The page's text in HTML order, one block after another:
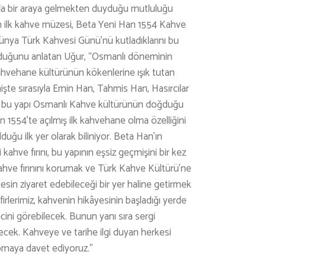
bir araya gelmekten duyduğu mutluluğu
kahve müzesi, Beta Yeni Han 1554 Kahve
Türk Kahvesi Günü’nü kutladıklarını bu
anlatan Uğur, “Osmanlı döneminin
kültürünün kökenlerine ışık tutan
sırasıyla Emin Han, Tahmis Han, Hasırcılar
yapı Osmanlı Kahve kültürünün doğduğu
açılmış ilk kahvehane olma özelliğini
ilk yer olarak biliniyor. Beta Han’ın
fırını, bu yapının eşsiz geçmişini bir kez
fırınını korumak ve Türk Kahve Kültürü’ne
ziyaret edebileceği bir yer haline getirmek
kahvenin hikâyesinin başladığı yerde
görebilecek. Bunun yanı sıra sergi
Kahveye ve tarihe ilgi duyan herkesi
davet ediyoruz.”